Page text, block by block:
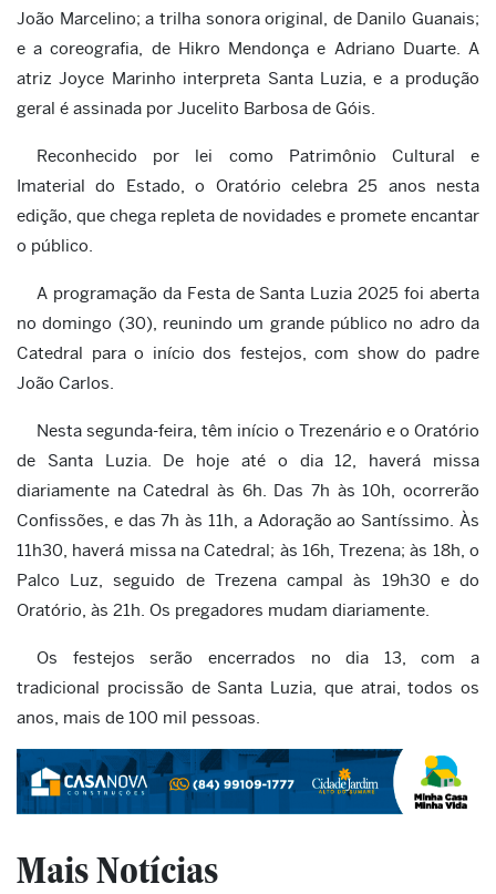
João Marcelino; a trilha sonora original, de Danilo Guanais;
e a coreografia, de Hikro Mendonça e Adriano Duarte. A
atriz Joyce Marinho interpreta Santa Luzia, e a produção
geral é assinada por Jucelito Barbosa de Góis.
Reconhecido por lei como Patrimônio Cultural e
Imaterial do Estado, o Oratório celebra 25 anos nesta
edição, que chega repleta de novidades e promete encantar
o público.
A programação da Festa de Santa Luzia 2025 foi aberta
no domingo (30), reunindo um grande público no adro da
Catedral para o início dos festejos, com show do padre
João Carlos.
Nesta segunda-feira, têm início o Trezenário e o Oratório
de Santa Luzia. De hoje até o dia 12, haverá missa
diariamente na Catedral às 6h. Das 7h às 10h, ocorrerão
Confissões, e das 7h às 11h, a Adoração ao Santíssimo. Às
11h30, haverá missa na Catedral; às 16h, Trezena; às 18h, o
Palco Luz, seguido de Trezena campal às 19h30 e do
Oratório, às 21h. Os pregadores mudam diariamente.
Os festejos serão encerrados no dia 13, com a
tradicional procissão de Santa Luzia, que atrai, todos os
anos, mais de 100 mil pessoas.
Mais Notícias